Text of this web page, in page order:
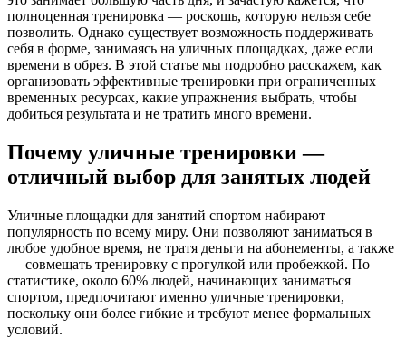
полноценная тренировка — роскошь, которую нельзя себе
позволить. Однако существует возможность поддерживать
себя в форме, занимаясь на уличных площадках, даже если
времени в обрез. В этой статье мы подробно расскажем, как
организовать эффективные тренировки при ограниченных
временных ресурсах, какие упражнения выбрать, чтобы
добиться результата и не тратить много времени.
Почему уличные тренировки —
отличный выбор для занятых людей
Уличные площадки для занятий спортом набирают
популярность по всему миру. Они позволяют заниматься в
любое удобное время, не тратя деньги на абонементы, а также
— совмещать тренировку с прогулкой или пробежкой. По
статистике, около 60% людей, начинающих заниматься
спортом, предпочитают именно уличные тренировки,
поскольку они более гибкие и требуют менее формальных
условий.